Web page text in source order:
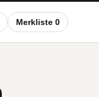
Merkliste 0